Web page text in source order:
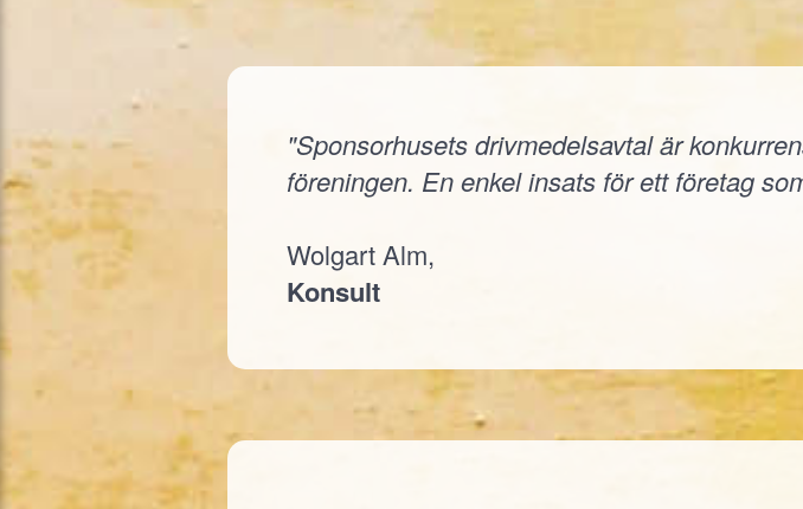
"Sponsorhusets drivmedelsavtal är
föreningen. En enkel insats för ett företag
Wolgart Alm,
Konsult